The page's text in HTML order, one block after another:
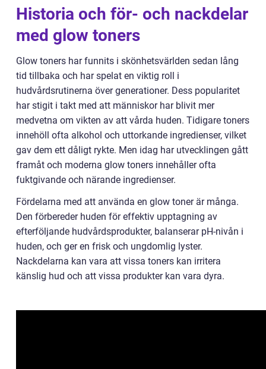
Historia och för- och nackdelar
med glow toners
Glow toners har funnits i skönhetsvärlden sedan lång
tid tillbaka och har spelat en viktig roll i
hudvårdsrutinerna över generationer. Dess popularitet
har stigit i takt med att människor har blivit mer
medvetna om vikten av att vårda huden. Tidigare toners
innehöll ofta alkohol och uttorkande ingredienser, vilket
gav dem ett dåligt rykte. Men idag har utvecklingen gått
framåt och moderna glow toners innehåller ofta
fuktgivande och närande ingredienser.
Fördelarna med att använda en glow toner är många.
Den förbereder huden för effektiv upptagning av
efterföljande hudvårdsprodukter, balanserar pH-nivån i
huden, och ger en frisk och ungdomlig lyster.
Nackdelarna kan vara att vissa toners kan irritera
känslig hud och att vissa produkter kan vara dyra.